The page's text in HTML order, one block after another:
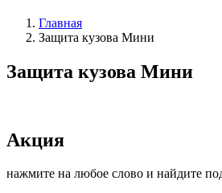
Главная
Защита кузова Мини
Защита кузова Мини
Акция
нажмите на любое слово и найдите